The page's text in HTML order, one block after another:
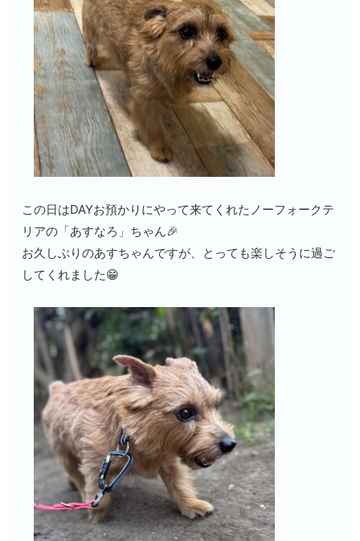
この日はDAYお預かりにやって来てくれたノーフォークテ
リアの「あすなろ」ちゃん🎉
お久しぶりのあすちゃんですが、とっても楽しそうに過ご
してくれました😁